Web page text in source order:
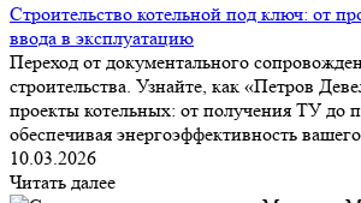
Строительство котельной под ключ: от
ввода в эксплуатацию
Переход от документального
строительства. Узнайте, как «Петров
проекты котельных: от получения ТУ до
обеспечивая энергоэффективность
10.03.2026
Читать далее